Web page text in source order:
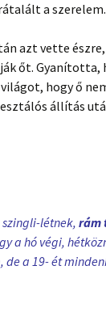
a szerelem.
azt vette
őt. Gyanította,
hogy ő
állítás
szingli-létnek, rám
a hó végi,
a 19- ét